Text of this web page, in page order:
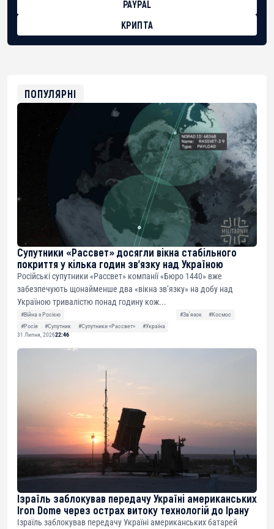
PAYPAL
КРИПТА
0xfD02863D3289416fcF50975c9DFda13623f97758
ПОПУЛЯРНІ
Супутники «Рассвет» досягли вікна стабільного
покриття у кілька годин зв’язку над Україною
Російські супутники «Рассвет» компанії «Бюро 1440» вже
забезпечують щонайменше два «вікна зв’язку» на добу над
Україною тривалістю понад годину кож...
#Війна з Росією #Звʼязок
#Космос
#Росія
#Супутник #Супутники «Рассвет»
#Україна
31 Липня, 202622:46
Ізраїль заблокував передачу Україні американських
Iron Dome через острах витоку технологій до Ірану
Ізраїль заблокував передачу Україні американських батарей